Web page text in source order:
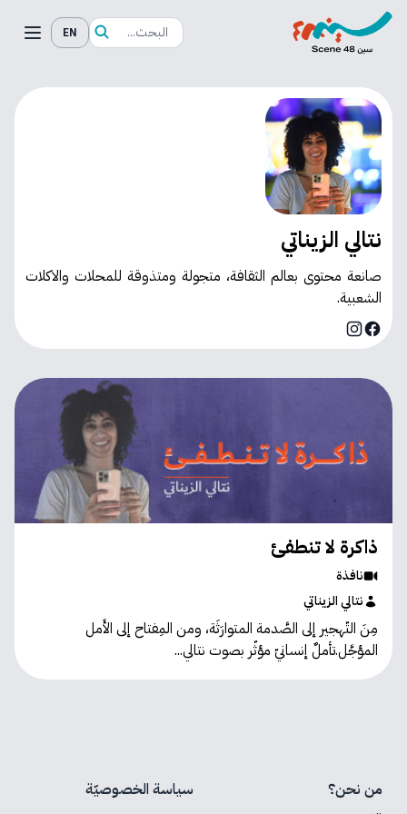
EN
نتالي الزيناتي
صانعة محتوى بعالم الثقافة، متجولة ومتذوقة للمحلات والاكلات
الشعبية.
Facebook
Instagram
ذاكرة لا تنطفئ
نافذة
نتالي الزيناتي
مِنَ التّهجير إلى الصَّدمة المتوارَثَة، ومن المِفتاح إلى الأَمل
المؤجَّل.تأملٌ إنسانيّ مؤثّر بصوت نتالي...
من نحن؟
سياسة الخصوصيّة